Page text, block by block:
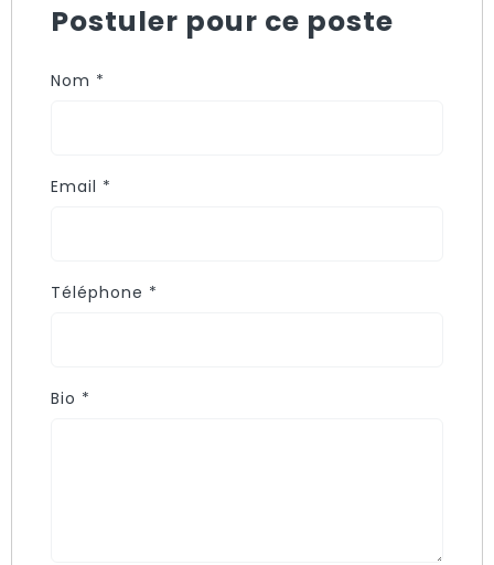
Postuler pour ce poste
Nom *
Email *
Téléphone *
Bio *